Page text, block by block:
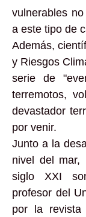
vulnerables
a este tipo de
Además,
y Riesgos
serie de
terremotos,
devastador
por venir.
Junto a la
nivel del mar,
siglo XXI
profesor del
por la revista